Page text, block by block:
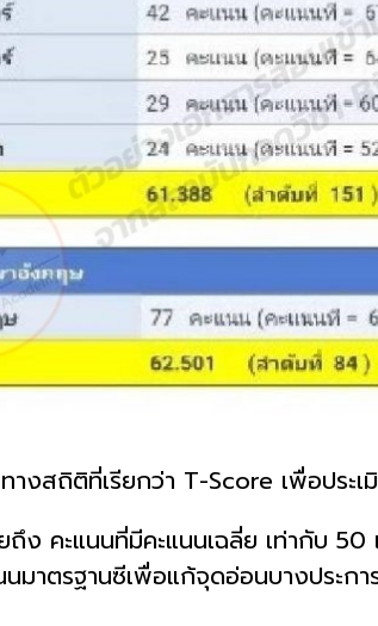
างสถิติที่เรียกว่า T-Score เพื่อปร
ถึง คะแนนที่มีคะแนนเฉลี่ย เท่ากับ 50
นมาตรฐานซีเพื่อแก้จุดอ่อนบางประ